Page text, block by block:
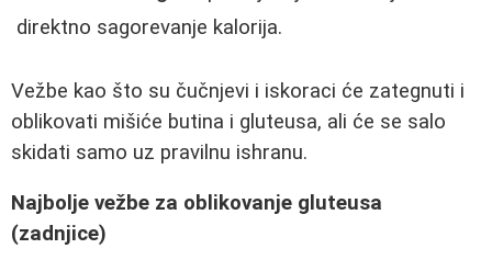
direktno sagorevanje kalorija.
Vežbe kao što su čučnjevi i iskoraci će zategnuti i
oblikovati mišiće butina i gluteusa, ali će se salo
skidati samo uz pravilnu ishranu.
Najbolje vežbe za oblikovanje gluteusa
(zadnjice)